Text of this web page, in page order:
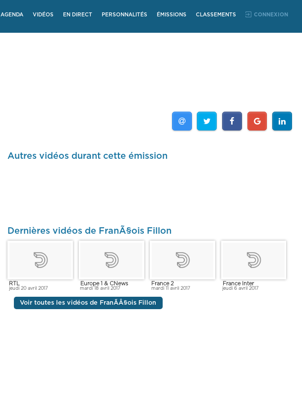
AGENDA VIDÉOS EN DIRECT PERSONNALITÉS ÉMISSIONS CLASSEMENTS CONNEXION
Autres vidéos durant cette émission
Dernières vidéos de FranÃ§ois Fillon
RTL
jeudi 20 avril 2017
Europe 1 & CNews
mardi 18 avril 2017
France 2
mardi 11 avril 2017
France Inter
jeudi 6 avril 2017
Voir toutes les vidéos de FranÃÂ§ois Fillon